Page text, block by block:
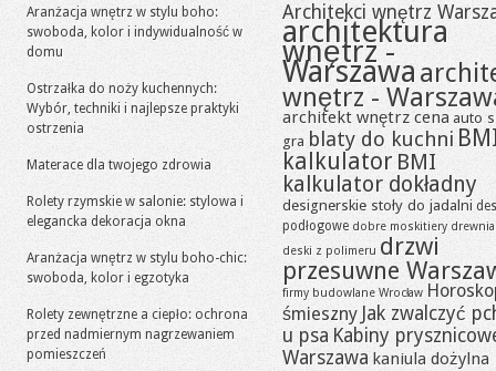
Aranżacja wnętrz w stylu boho:
swoboda, kolor i indywidualność w
domu
Ostrzałka do noży kuchennych:
Wybór, techniki i najlepsze praktyki
ostrzenia
Materace dla twojego zdrowia
Rolety rzymskie w salonie: stylowa i
elegancka dekoracja okna
Aranżacja wnętrz w stylu boho-chic:
swoboda, kolor i egzotyka
Rolety zewnętrzne a ciepło: ochrona
przed nadmiernym nagrzewaniem
pomieszczeń
Architekci wnętrz
architektura
wnętrz -
Warszawa
wnętrz -
architekt wnętrz cena auto
gra blaty do kuchni
kalkulator BMI
kalkulator dokładny
designerskie stoły do jadalni
podłogowe dobre moskitiery
deski z polimeru drzwi
przesuwne
firmy budowlane Wrocław
śmieszny Jak zwalczyć
u psa Kabiny
Warszawa kaniula dożylna